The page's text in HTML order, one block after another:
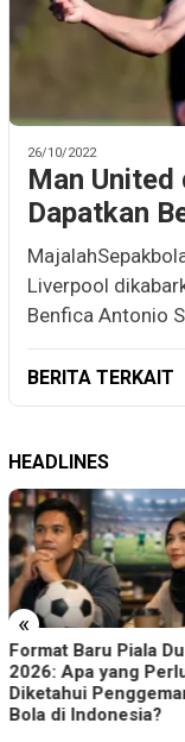
26/10/2022
Man
Dapatkan
Liverpool
Benfica Antonio
BERITA TERKAIT
HEADLINES
«
Format Baru Piala
2026: Apa yang
Diketahui
Bola di Indonesia?